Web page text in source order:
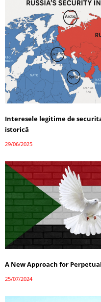
Interesele legitime de
istorică
29/06/2025
A New Approach for
25/07/2024